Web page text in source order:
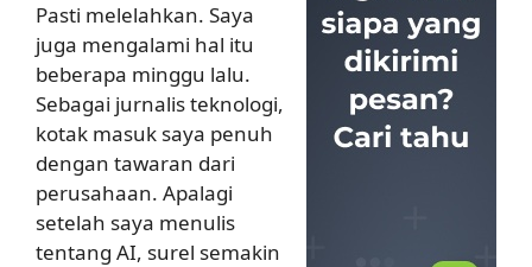
Pasti melelahkan. Saya
juga mengalami hal itu
beberapa minggu lalu.
Sebagai jurnalis teknologi,
kotak masuk saya penuh
dengan tawaran dari
perusahaan. Apalagi
setelah saya menulis
tentang AI, surel semakin